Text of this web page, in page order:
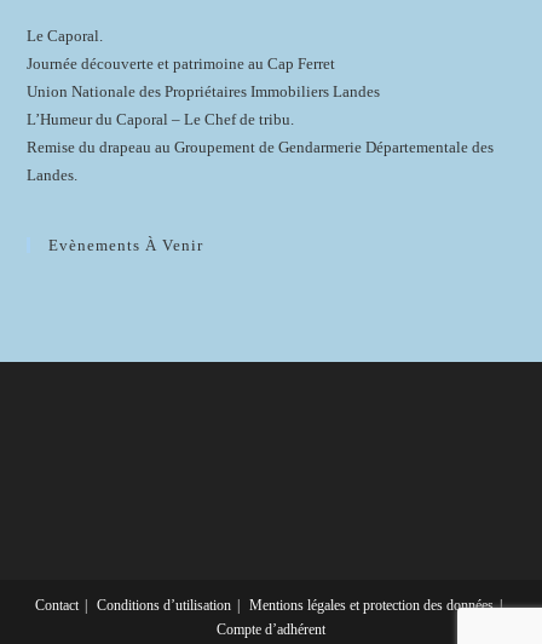
Le Caporal.
Journée découverte et patrimoine au Cap Ferret
Union Nationale des Propriétaires Immobiliers Landes
L’Humeur du Caporal – Le Chef de tribu.
Remise du drapeau au Groupement de Gendarmerie Départementale des
Landes.
Evènements À Venir
Contact Conditions d’utilisation
Mentions légales et protection des données
Compte d’adhérent